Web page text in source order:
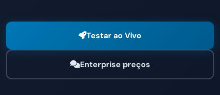
Testar ao Vivo
Enterprise preços